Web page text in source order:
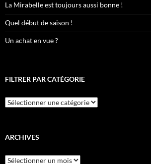
La Mirabelle est toujours aussi bonne !
Quel début de saison !
Un achat en vue ?
FILTRER PAR CATÉGORIE
Filtrer
par
ARCHIVES
Archives